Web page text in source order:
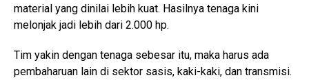
material yang dinilai lebih kuat. Hasilnya tenaga kini
melonjak jadi lebih dari 2.000 hp.
Tim yakin dengan tenaga sebesar itu, maka harus ada
pembaharuan lain di sektor sasis, kaki-kaki, dan transmisi.